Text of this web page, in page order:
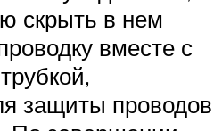
скрыть в нем
вместе с
защиты проводов